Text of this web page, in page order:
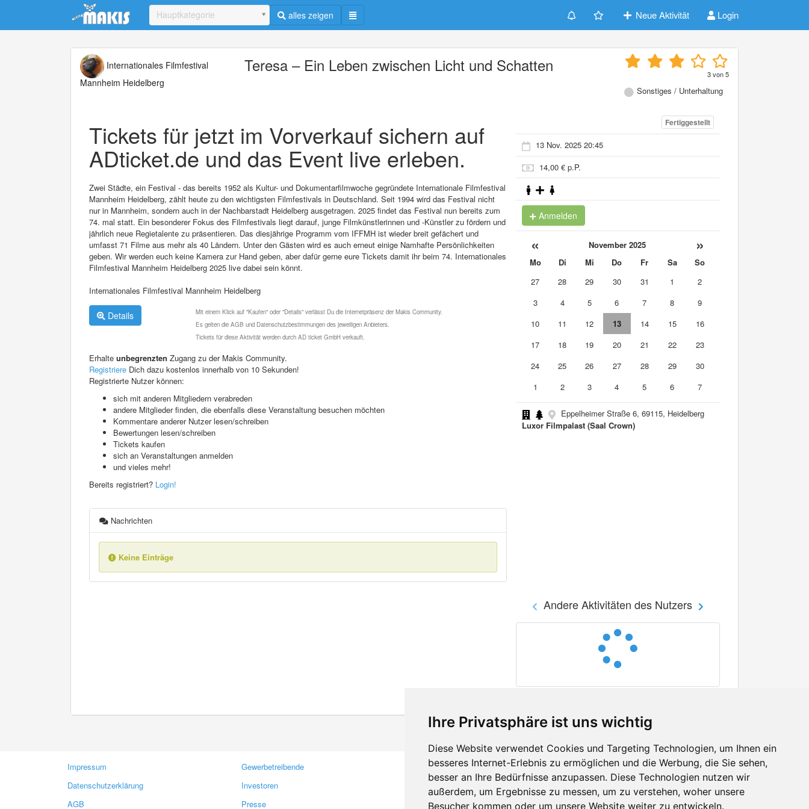
Ihre Privatsphäre ist uns wichtig
Diese Website verwendet Cookies und Targeting Technologien, um Ihnen ein
besseres Internet-Erlebnis zu ermöglichen und die Werbung, die Sie sehen,
besser an Ihre Bedürfnisse anzupassen. Diese Technologien nutzen wir
außerdem, um Ergebnisse zu messen, um zu verstehen, woher unsere
Besucher kommen oder um unsere Website weiter zu entwickeln.
Update cookies preferences
Hauptkategorie alles zeigen Neue Aktivität Login
Internationales Filmfestival
Mannheim Heidelberg
Teresa – Ein Leben zwischen Licht und Schatten 3von5
Sonstiges / Unterhaltung
Tickets für jetzt im Vorverkauf sichern auf
ADticket.de und das Event live erleben.
Zwei Städte, ein Festival - das bereits 1952 als Kultur- und Dokumentarfilmwoche gegründete Internationale Filmfestival
Mannheim Heidelberg, zählt heute zu den wichtigsten Filmfestivals in Deutschland. Seit 1994 wird das Festival nicht
nur in Mannheim, sondern auch in der Nachbarstadt Heidelberg ausgetragen. 2025 findet das Festival nun bereits zum
74. mal statt. Ein besonderer Fokus des Filmfestivals liegt darauf, junge Filmkünstlerinnen und -Künstler zu fördern und
jährlich neue Regietalente zu präsentieren. Das diesjährige Programm vom IFFMH ist wieder breit gefächert und
umfasst 71 Filme aus mehr als 40 Ländern. Unter den Gästen wird es auch erneut einige Namhafte Persönlichkeiten
geben. Wir werden euch keine Kamera zur Hand geben, aber dafür gerne eure Tickets damit ihr beim 74. Internationales
Filmfestival Mannheim Heidelberg 2025 live dabei sein könnt.
Internationales Filmfestival Mannheim Heidelberg
Details
Mit einem Klick auf "Kaufen" oder "Details" verlässt Du die Internetpräsenz der Makis Community.
Es gelten die AGB und Datenschutzbestimmungen des jeweiligen Anbieters.
Tickets für diese Aktivität werden durch AD ticket GmbH verkauft.
Erhalte unbegrenzten Zugang zu der Makis Community.
Registriere Dich dazu kostenlos innerhalb von 10 Sekunden!
Registrierte Nutzer können:
sich mit anderen Mitgliedern verabreden
andere Mitglieder finden, die ebenfalls diese Veranstaltung besuchen möchten
Kommentare anderer Nutzer lesen/schreiben
Bewertungen lesen/schreiben
Tickets kaufen
sich an Veranstaltungen anmelden
und vieles mehr!
Bereits registriert? Login!
Nachrichten
Keine Einträge
Fertiggestellt
13 Nov. 2025 20:45
14,00 € p.P.
Anmelden
« November 2025 »
Mo Di Mi Do Fr Sa
So
27
28 29 30 31 1
2
3
4 5 6 7 8
9
10
11 12 13 14 15
16
17
18 19 20 21 22
23
24
25 26 27 28 29
30
1
2 3 4 5 6 7
Eppelheimer Straße 6, 69115, Heidelberg
Luxor Filmpalast (Saal Crown)
Andere Aktivitäten des Nutzers
Impressum
Datenschutzerklärung
AGB
Gewerbetreibende
Investoren
Presse
Kontakt
Feedback
Fehler melden
Facebook
Twitter
YouTube